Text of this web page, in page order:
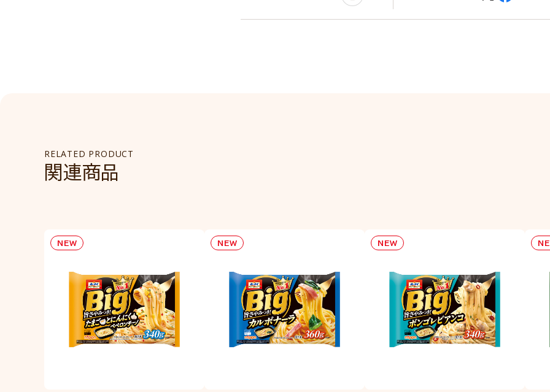
RELATED PRODUCT
関連商品
NEW NEW NEW